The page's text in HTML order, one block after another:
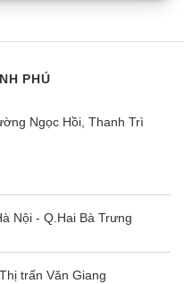
PHÚ
Ngọc Hồi, Thanh Trì
Nội - Q.Hai Bà Trưng
trấn Văn Giang